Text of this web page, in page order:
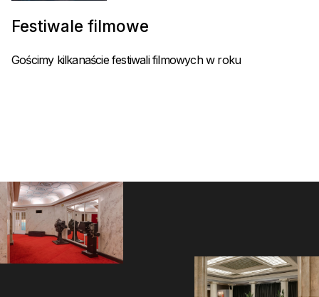
Festiwale filmowe
Gościmy kilkanaście festiwali filmowych w roku